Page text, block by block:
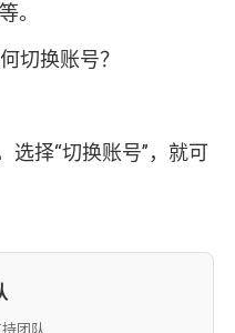
。
切换账号？
选择“切换账号”，就可
团队